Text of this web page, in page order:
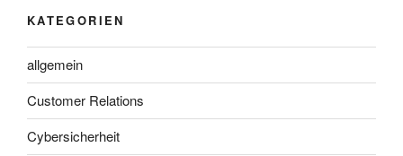
KATEGORIEN
allgemein
Customer Relations
Cybersicherheit